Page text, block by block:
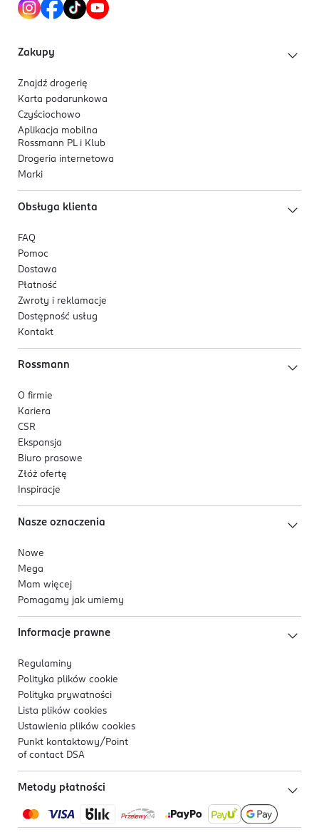
Funchal, Madeira
PT-Portugalia
Kod EAN
5 018389 032203
Zakupy
Znajdź drogerię
Karta podarunkowa
Czyściochowo
Aplikacja mobilna
Rossmann PL i Klub
Drogeria internetowa
Marki
Obsługa klienta
FAQ
Pomoc
Dostawa
Płatność
Zwroty i reklamacje
Dostępność usług
Kontakt
Rossmann
O firmie
Kariera
CSR
Ekspansja
Biuro prasowe
Złóż ofertę
Inspiracje
Nasze oznaczenia
Nowe
Mega
Mam więcej
Pomagamy jak umiemy
Informacje prawne
Regulaminy
Polityka plików cookie
Polityka prywatności
Lista plików cookies
Ustawienia plików cookies
Punkt kontaktowy/ Point
of contact DSA
Metody płatności